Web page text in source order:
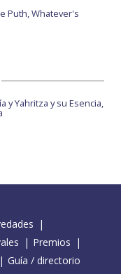
Puth, Whatever's
y Yahritza y su Esencia,
Premios
Guía / directorio